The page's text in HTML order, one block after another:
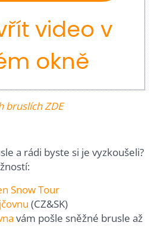
video v
okně
bruslích ZDE
a rádi byste si je vyzkoušeli?
Snow Tour
(CZ&SK)
vám pošle sněžné brusle až